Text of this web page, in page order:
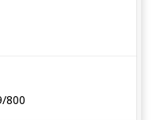
800